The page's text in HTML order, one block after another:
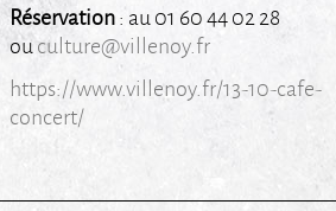
Réservation: au 01 60 44 02 28
ouculture@villenoy.fr
https://www.villenoy.fr/13-10-cafe-
concert/